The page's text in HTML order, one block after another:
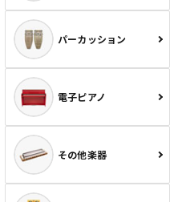
パーカッション
電子ピアノ
その他楽器